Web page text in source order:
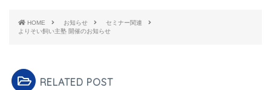
HOME お知らせ
セミナー関連
よりそい飼い主塾 開催のお知らせ
RELATED POST